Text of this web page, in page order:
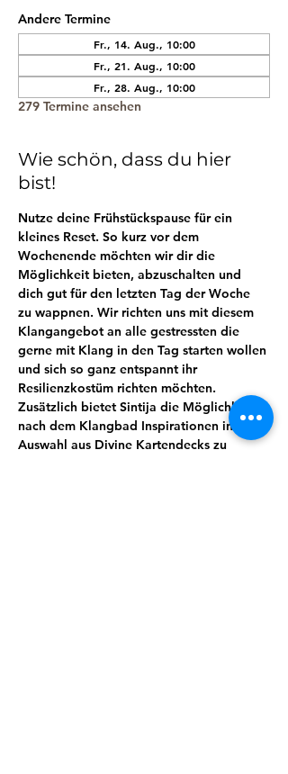
Andere Termine
Fr., 14. Aug., 10:00
Fr., 21. Aug., 10:00
Fr., 28. Aug., 10:00
279 Termine ansehen
Wie schön, dass du hier
bist!
Nutze deine Frühstückspause für ein
kleines Reset. So kurz vor dem
Wochenende möchten wir dir die
Möglichkeit bieten, abzuschalten und
dich gut für den letzten Tag der Woche
zu wappnen. Wir richten uns mit diesem
Klangangebot an alle gestressten die
gerne mit Klang in den Tag starten wollen
und sich so ganz entspannt ihr
Resilienzkostüm richten möchten.
Zusätzlich bietet Sintija die Möglichkeit
nach dem Klangbad Inspirationen in ihrer
Auswahl aus Divine Kartendecks zu